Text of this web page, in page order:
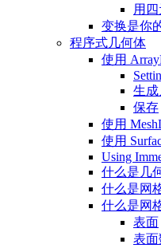
用
变换是你
程序式几何体
使用
生
保存
使用
使用
Using
什么是几
什么是网
什么是网
表面
表面